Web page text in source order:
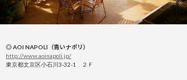
◎ AOI NAPOLI（青いナポリ）
http://www.aoinapoli.jp/
東京都文京区小石川3-32-1 ２Ｆ